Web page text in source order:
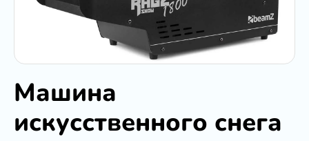
Машина
искусственного снега